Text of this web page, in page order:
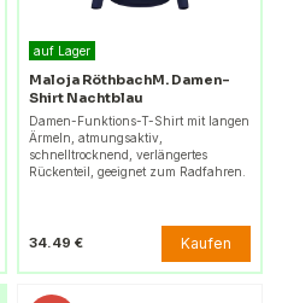
auf Lager
Maloja RöthbachM. Damen-
Shirt Nachtblau
Damen-Funktions-T-Shirt mit langen
Ärmeln, atmungsaktiv,
schnelltrocknend, verlängertes
Rückenteil, geeignet zum Radfahren.
34.49 € Kaufen